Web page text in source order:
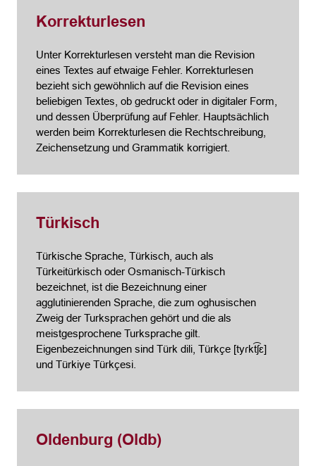
Korrekturlesen
Unter Korrekturlesen versteht man die Revision
eines Textes auf etwaige Fehler. Korrekturlesen
bezieht sich gewöhnlich auf die Revision eines
beliebigen Textes, ob gedruckt oder in digitaler Form,
und dessen Überprüfung auf Fehler. Hauptsächlich
werden beim Korrekturlesen die Rechtschreibung,
Zeichensetzung und Grammatik korrigiert.
Türkisch
Türkische Sprache, Türkisch, auch als
Türkeitürkisch oder Osmanisch-Türkisch
bezeichnet, ist die Bezeichnung einer
agglutinierenden Sprache, die zum oghusischen
Zweig der Turksprachen gehört und die als
meistgesprochene Turksprache gilt.
Eigenbezeichnungen sind Türk dili, Türkçe [tyɾkt͡ʃɛ]
und Türkiye Türkçesi.
Oldenburg (Oldb)